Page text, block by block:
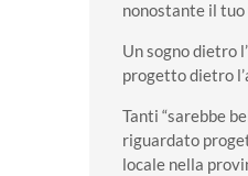
nonostante il
Un sogno dietro
progetto dietro
Tanti “sarebbe
riguardato
locale nella